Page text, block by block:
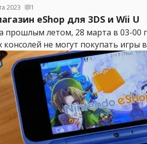
2023 1
eShop для 3DS и Wii U
прошлым летом, 28 марта в 03-00
не могут покупать игры